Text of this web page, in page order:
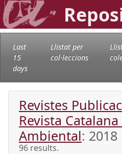
Last
15
days
Llistat per
col·leccions
Revistes
Revista
Ambiental: 2018
96 results.